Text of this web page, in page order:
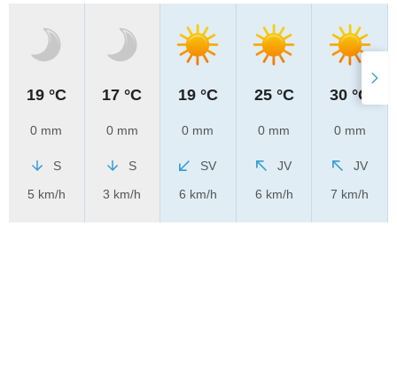
19 °C
0 mm
S
5 km/h
17 °C
0 mm
S
3 km/h
19 °C
0 mm
SV
6 km/h
25 °C
0 mm
JV
6 km/h
30 °C
0 mm
JV
7 km/h